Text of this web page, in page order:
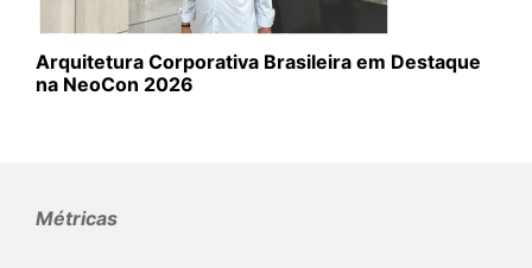
Arquitetura Corporativa Brasileira em Destaque
na NeoCon 2026
Métricas